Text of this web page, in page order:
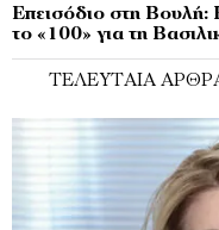
Επεισόδιο στη
το «100» για τη
ΤΕΛΕΥΤΑΊΑ